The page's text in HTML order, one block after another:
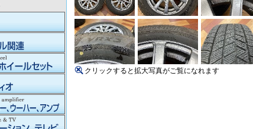
クリックすると拡大写真がご覧になれます